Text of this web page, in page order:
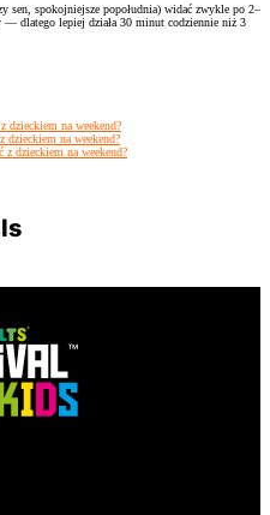
sen, spokojniejsze popołudnia) widać zwykle po 2–
dlatego lepiej działa 30 minut codziennie niż 3
dzieckiem na weekend?
dzieckiem na weekend?
dzieckiem na weekend?